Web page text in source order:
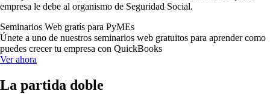
empresa le debe al organismo de Seguridad Social.
Seminarios Web gratís para PyMEs
Únete a uno de nuestros seminarios web gratuitos para aprender como
puedes crecer tu empresa con QuickBooks
Ver ahora
La partida doble